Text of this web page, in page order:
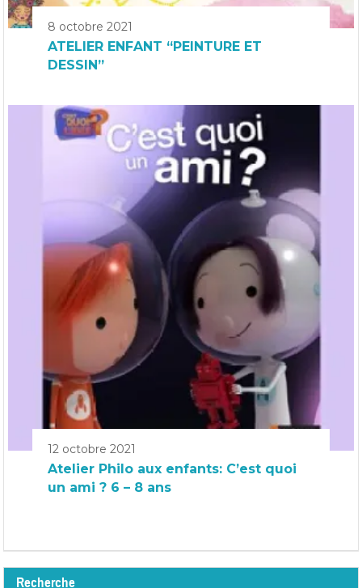
8 octobre 2021
ATELIER ENFANT “PEINTURE ET
DESSIN”
12 octobre 2021
Atelier Philo aux enfants: C’est quoi
un ami ? 6 – 8 ans
Recherche